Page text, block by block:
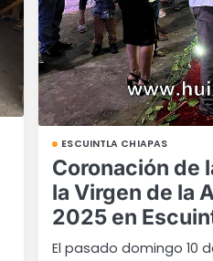
ESCUINTLA CHIAPAS
Coronación de
la Virgen de la
2025 en
El pasado domingo 10